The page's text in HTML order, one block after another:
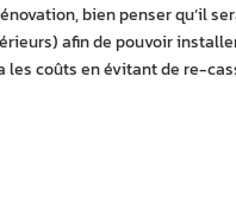
bien penser qu’il
afin de pouvoir
les coûts en évitant de re-